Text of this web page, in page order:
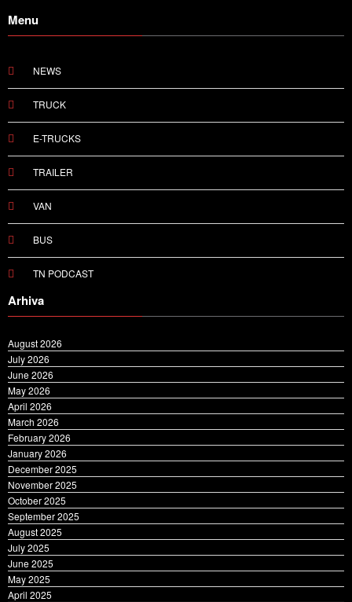
Menu
NEWS
TRUCK
E-TRUCKS
TRAILER
VAN
BUS
TN PODCAST
Arhiva
August 2026
July 2026
June 2026
May 2026
April 2026
March 2026
February 2026
January 2026
December 2025
November 2025
October 2025
September 2025
August 2025
July 2025
June 2025
May 2025
April 2025